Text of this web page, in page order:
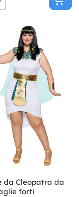
da Cleopatra da
forti